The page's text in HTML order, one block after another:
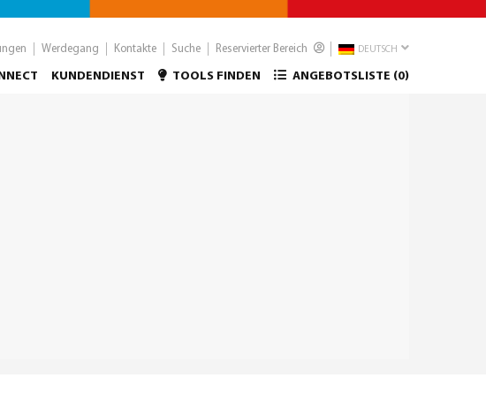
Werdegang Kontakte Suche Reservierter Bereich DEUTSCH
KUNDENDIENST TOOLS FINDEN ANGEBOTSLISTE (0)